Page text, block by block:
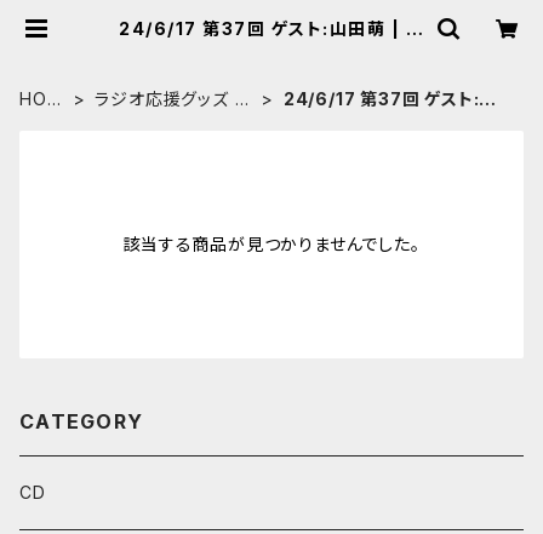
24/6/17 第37回 ゲスト:山田萌 | ◆
HOM
ラジオ応援グッズ 通
24/6/17 第37回 ゲスト:山
該当する商品が見つかりませんでした。
CATEGORY
CD